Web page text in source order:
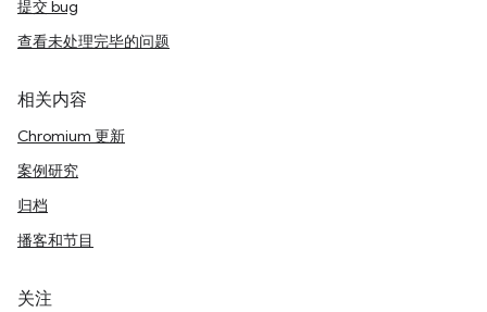
提交 bug
查看未处理完毕的问题
相关内容
Chromium 更新
案例研究
归档
播客和节目
关注